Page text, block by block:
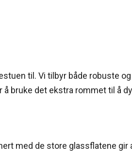
til. Vi tilbyr både robuste
å bruke det ekstra rommet til å
med de store glassflatene